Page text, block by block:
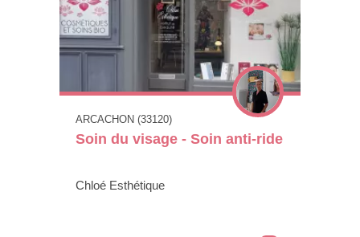
ARCACHON (33120)
Soin du visage - Soin anti-ride
Chloé Esthétique